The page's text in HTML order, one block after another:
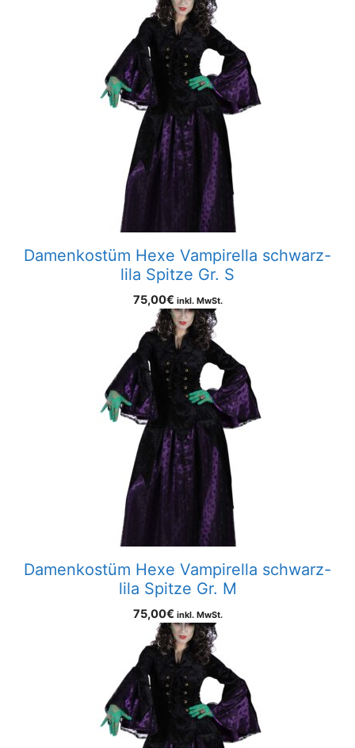
Damenkostüm Hexe Vampirella schwarz-
lila Spitze Gr. S
75,00€ inkl. MwSt.
Damenkostüm Hexe Vampirella schwarz-
lila Spitze Gr. M
75,00€ inkl. MwSt.